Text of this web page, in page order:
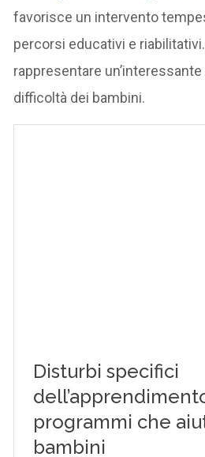
favorisce un intervento
percorsi educativi e
rappresentare
difficoltà dei bambini.